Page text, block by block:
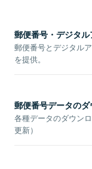
郵便番号・デジタ
郵便番号とデジタル
を提供。
郵便番号データの
各種データのダウン
更新）